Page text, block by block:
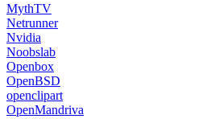
MythTV
Netrunner
Nvidia
Noobslab
Openbox
OpenBSD
openclipart
OpenMandriva